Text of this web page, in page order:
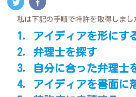
私は下記の手順で特許を取得しまし
1．アイディアを形にす
2．弁理士を探す
3．自分に合った弁理士
4．アイディアを書面に